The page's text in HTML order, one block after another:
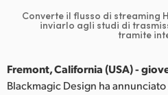
Germany
Hong Kong SAR, China
India
Converte il flusso di streaming
inviarlo agli studi di
tramite
Fremont, California (USA) -
Blackmagic Design ha